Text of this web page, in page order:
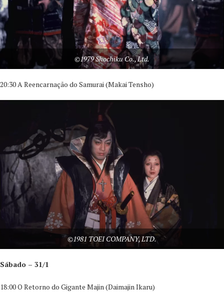
©1979 Shochiku Co., Ltd.
20:30 A Reencarnação do Samurai (Makai Tensho)
©1981 TOEI COMPANY, LTD.
Sábado – 31/1
18:00 O Retorno do Gigante Majin (Daimajin Ikaru)